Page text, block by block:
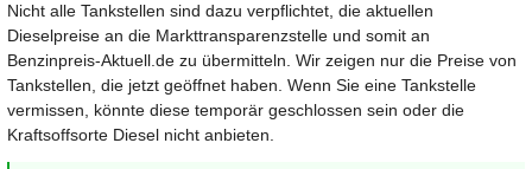
Nicht alle Tankstellen sind dazu verpflichtet, die aktuellen
Dieselpreise an die Markttransparenzstelle und somit an
Benzinpreis-Aktuell.de zu übermitteln. Wir zeigen nur die Preise von
Tankstellen, die jetzt geöffnet haben. Wenn Sie eine Tankstelle
vermissen, könnte diese temporär geschlossen sein oder die
Kraftsoffsorte Diesel nicht anbieten.